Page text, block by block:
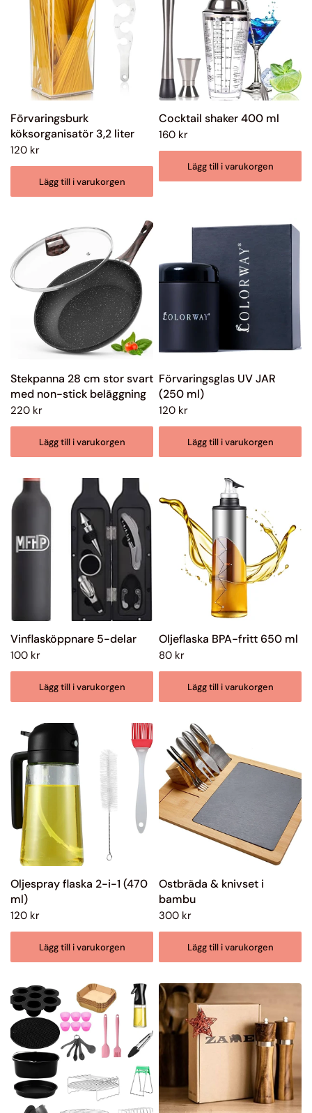
Förvaringsburk
köksorganisatör 3,2 liter
120 kr
Lägg till i varukorgen
Cocktail shaker 400 ml
160 kr
Lägg till i varukorgen
Stekpanna 28 cm stor svart
med non-stick beläggning
220 kr
Lägg till i varukorgen
Förvaringsglas UV JAR
(250 ml)
120 kr
Lägg till i varukorgen
Vinflasköppnare 5-delar
100 kr
Lägg till i varukorgen
Oljeflaska BPA-fritt 650 ml
80 kr
Lägg till i varukorgen
Oljespray flaska 2-i-1 (470
ml)
120 kr
Lägg till i varukorgen
Ostbräda & knivset i
bambu
300 kr
Lägg till i varukorgen